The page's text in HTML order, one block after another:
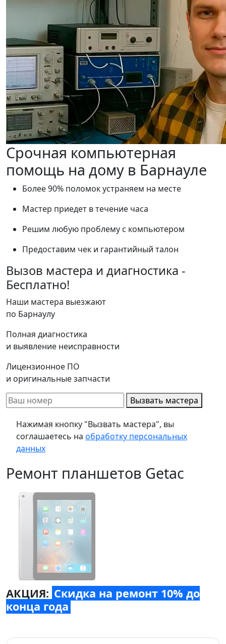
Срочная компьютерная
помощь на дому в Барнауле
Более 90% поломок устраняем на месте
Мастер приедет в течение часа
Решим любую проблему с компьютером
Предоставим чек и гарантийный талон
Вызов мастера и диагностика -
Бесплатно!
Наши мастера выезжают
по Барнаулу
Полная диагностика
и выявление неисправности
Лицензионное ПО
и оригинальные запчасти
Вызвать мастера
Нажимая кнопку "Вызвать мастера", вы
соглашаетесь на обработку персональных
данных
Ремонт планшетов Getac
АКЦИЯ: Скидка на ремонт 10% до
конца года